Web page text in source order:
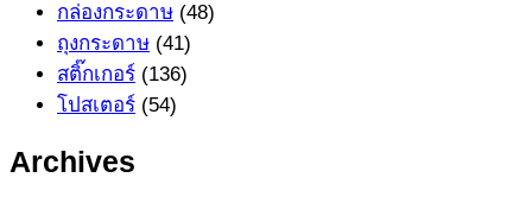
กล่องกระดาษ (48)
ถุงกระดาษ (41)
สติ๊กเกอร์ (136)
โปสเตอร์ (54)
Archives